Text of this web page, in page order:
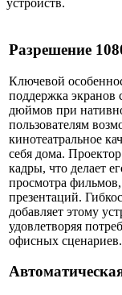
устройств.
Разрешение
Ключевой
поддержка экранов
дюймов при
пользователям
кинотеатральное
себя дома.
кадры, что делает
просмотра
презентаций.
добавляет этому
удовлетворяя
офисных сценариев.